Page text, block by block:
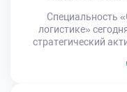
Специальность
логистике»
стратегический
продаж.